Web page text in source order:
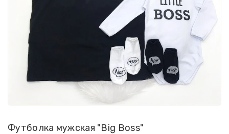
Футболка мужская "Big Boss"